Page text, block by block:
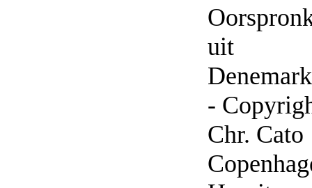
uit
-
Chr. Cato